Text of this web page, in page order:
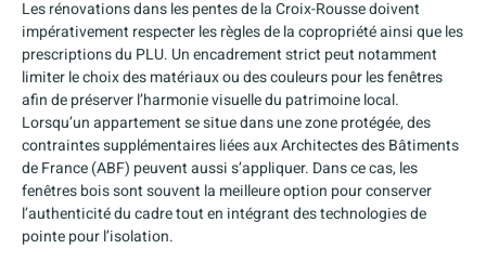
Les rénovations dans les pentes de la Croix-Rousse doivent
impérativement respecter les règles de la copropriété ainsi que les
prescriptions du PLU. Un encadrement strict peut notamment
limiter le choix des matériaux ou des couleurs pour les fenêtres
afin de préserver l’harmonie visuelle du patrimoine local.
Lorsqu’un appartement se situe dans une zone protégée, des
contraintes supplémentaires liées aux Architectes des Bâtiments
de France (ABF) peuvent aussi s’appliquer. Dans ce cas, les
fenêtres bois sont souvent la meilleure option pour conserver
l’authenticité du cadre tout en intégrant des technologies de
pointe pour l’isolation.